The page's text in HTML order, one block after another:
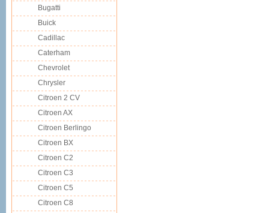
Bugatti
Buick
Cadillac
Caterham
Chevrolet
Chrysler
Citroen 2 CV
Citroen AX
Citroen Berlingo
Citroen BX
Citroen C2
Citroen C3
Citroen C5
Citroen C8